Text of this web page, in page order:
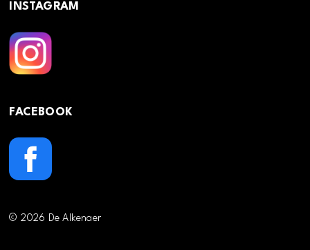
INSTAGRAM
FACEBOOK
© 2026 De Alkenaer